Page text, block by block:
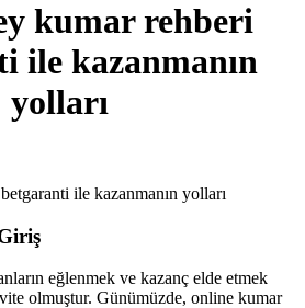
kumar rehberi
ile kazanmanın
yolları
ile kazanmanın yolları
eğlenmek ve kazanç elde etmek
olmuştur. Günümüzde, online kumar